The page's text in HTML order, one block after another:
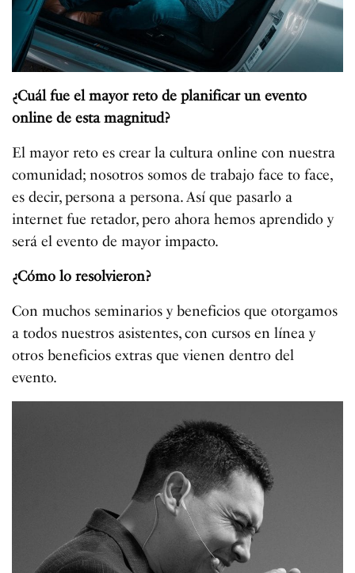
¿Cuál fue el mayor reto de planificar un evento
online de esta magnitud?
El mayor reto es crear la cultura online con nuestra
comunidad; nosotros somos de trabajo face to face,
es decir, persona a persona. Así que pasarlo a
internet fue retador, pero ahora hemos aprendido y
será el evento de mayor impacto.
¿Cómo lo resolvieron?
Con muchos seminarios y beneficios que otorgamos
a todos nuestros asistentes, con cursos en línea y
otros beneficios extras que vienen dentro del
evento.